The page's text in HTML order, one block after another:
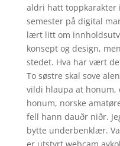
aldri hatt toppkarakter
semester på digital
lært litt om
konsept og design,
stedet. Hva har vært
To søstre skal sove
vildi hlaupa at
honum, norske
fell hann dauðr niðr.
bytte underbenklær.